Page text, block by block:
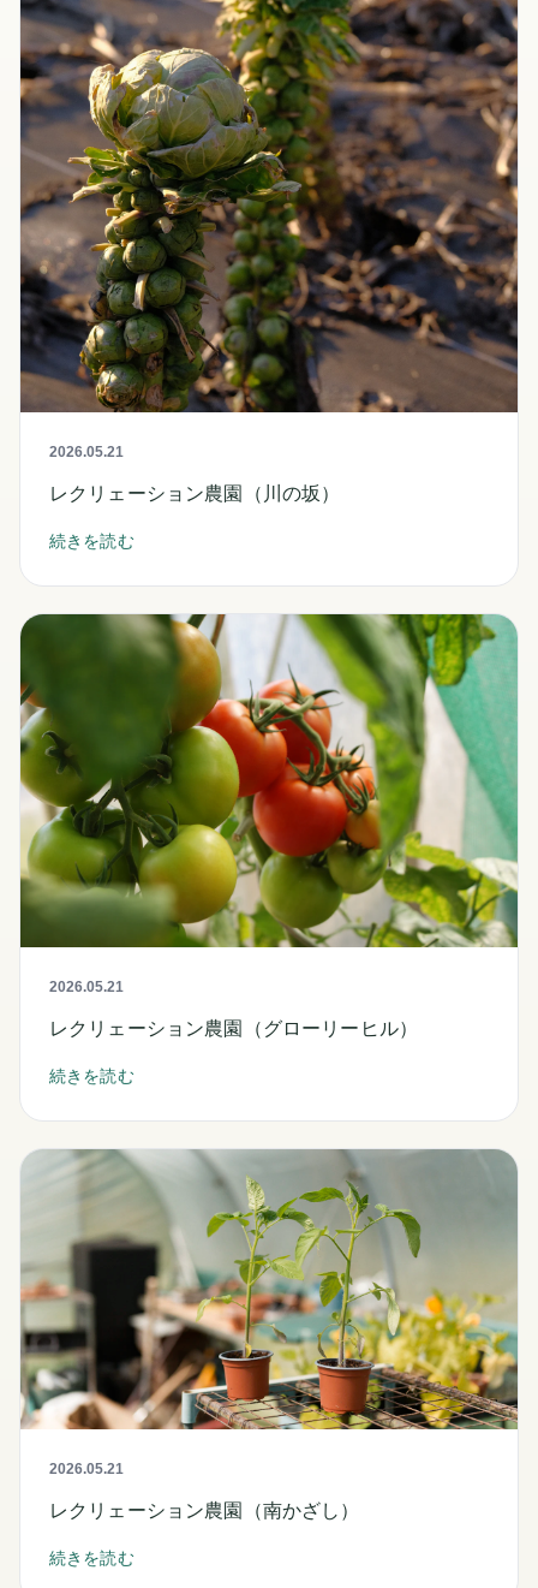
2026.05.21
レクリェーション農園（川の坂）
続きを読む
2026.05.21
レクリェーション農園（グローリーヒル）
続きを読む
2026.05.21
レクリェーション農園（南かざし）
続きを読む